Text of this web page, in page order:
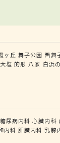
ヶ丘 舞子公園 西舞
大塩 的形 八家 白浜
糖尿病内科 心臓内科
内科 肝臓内科 乳腺